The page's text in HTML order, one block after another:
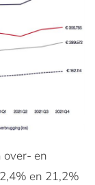
over- en
en 21,2%